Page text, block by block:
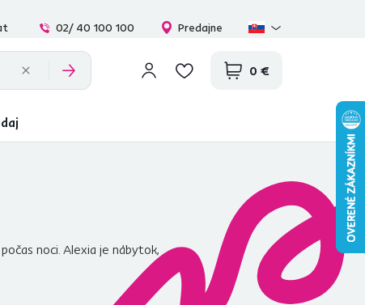
02/ 40 100 100 Predajne
0 €
noci. Alexia je nábytok,
prevedení biela. Biela
posteľ je dodávaná so